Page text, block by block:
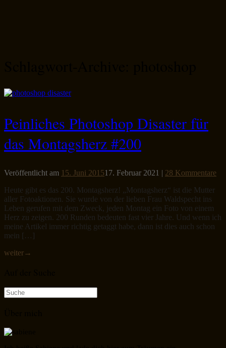
Peinliches Photoshop Disaster für
das Montagsherz #200
Veröffentlicht am 15. Juni 201517. Februar 2021 | 28 Kommentare
Heute gibt es das 200. Montagsherz! „Montagsherz“ ist die Mutter
aller Fotoaktionen. Sie wurde von der lieben Frau Waldspecht ins
Leben gerufen mit dem Zweck, jeden Montag ein Foto von einem
Herz zu zeigen. 200 Runden bedeuten fast vier Jahre. Und wenn ich
meine Artikel immer richtig getaggt habe, dann ist dies auch schon
mein […]
weiter→
Suche
nach: